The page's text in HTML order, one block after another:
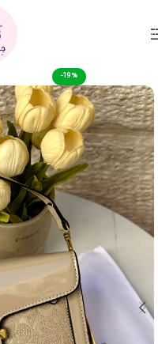
Skip to main content
-19%